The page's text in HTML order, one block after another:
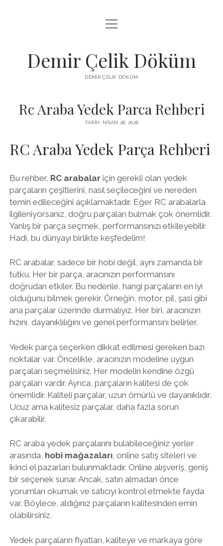
LISTE
ŞIFRESIZ INSTAGRAM BEĞENI KASMA
menüyü
aç
Demir Çelik Döküm
DEMIR ÇELIK DÖKÜM
Rc Araba Yedek Parca Rehberi
TARIH: NISAN 28, 2026
RC Araba Yedek Parça Rehberi
Bu rehber, RC arabalariçin gerekli olan yedek
parçaların çeşitlerini, nasıl seçileceğini ve nereden
temin edileceğini açıklamaktadır. Eğer RC arabalarla
ilgileniyorsanız, doğru parçaları bulmak çok önemlidir.
Yanlış bir parça seçmek, performansınızı etkileyebilir.
Hadi, bu dünyayı birlikte keşfedelim!
RC arabalar, sadece bir hobi değil, aynı zamanda bir
tutku. Her bir parça, aracınızın performansını
doğrudan etkiler. Bu nedenle, hangi parçaların en iyi
olduğunu bilmek gerekir. Örneğin, motor, pil, şasi gibi
ana parçalar üzerinde durmalıyız. Her biri, aracınızın
hızını, dayanıklılığını ve genel performansını belirler.
Yedek parça seçerken dikkat edilmesi gereken bazı
noktalar var. Öncelikle, aracınızın modeline uygun
parçaları seçmelisiniz. Her modelin kendine özgü
parçaları vardır. Ayrıca, parçaların kalitesi de çok
önemlidir. Kaliteli parçalar, uzun ömürlü ve dayanıklıdır.
Ucuz ama kalitesiz parçalar, daha fazla sorun
çıkarabilir.
RC araba yedek parçalarını bulabileceğiniz yerler
arasında, hobi mağazaları, online satış siteleri ve
ikinci el pazarları bulunmaktadır. Online alışveriş, geniş
bir seçenek sunar. Ancak, satın almadan önce
yorumları okumak ve satıcıyı kontrol etmekte fayda
var. Böylece, aldığınız parçaların kalitesinden emin
olabilirsiniz.
Yedek parçaların fiyatları, kaliteye ve markaya göre